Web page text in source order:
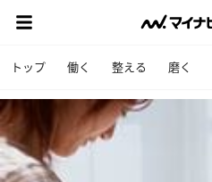
トップ 働く 整える 磨く